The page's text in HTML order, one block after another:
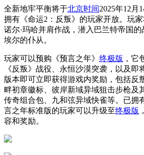
全新地牢平衡将于北京时间2025年12月
拥有《命运2：反叛》的玩家开放。玩
诺尔·玛哈并肩作战，潜入巴兰特帝国的
埃尔的仆从。
玩家可以预购《预言之年》 终极版 ，它
《反叛》战役、永恒沙漠突袭，以及即
版本即可立即获得游戏内奖励，包括反
畔初章徽标、彼岸新域异域狙击步枪及
传奇组合包、九和弦异域快雀等。已拥
言之年标准版的玩家可以升级至终极版
容和奖励。